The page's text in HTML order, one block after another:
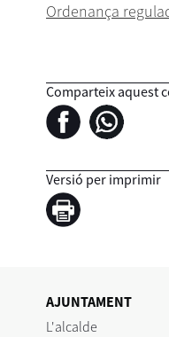
Ordenança
Comparteix aquest
Versió per imprimir
AJUNTAMENT
L'alcalde